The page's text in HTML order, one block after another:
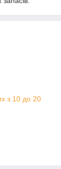
з 10 до 20